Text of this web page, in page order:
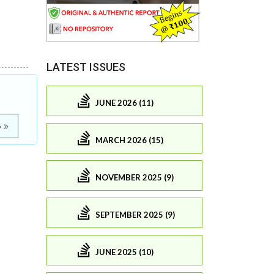
LATEST ISSUES
JUNE 2026 (11)
MARCH 2026 (15)
NOVEMBER 2025 (9)
SEPTEMBER 2025 (9)
JUNE 2025 (10)